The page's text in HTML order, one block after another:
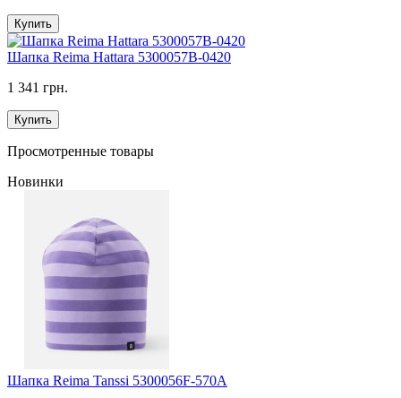
Купить
Шапка Reima Hattara 5300057B-0420
1 341 грн.
Купить
Просмотренные товары
Новинки
Шапка Reima Tanssi 5300056F-570A